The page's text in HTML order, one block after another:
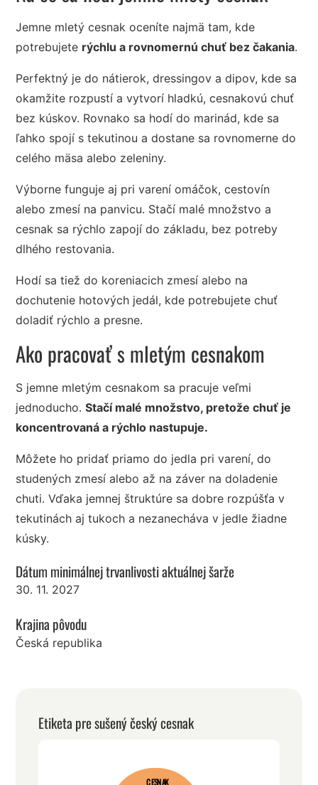
Jemne mletý cesnak oceníte najmä tam, kde
potrebujete rýchlu a rovnomernú chuť bez čakania.
Perfektný je do nátierok, dressingov a dipov, kde sa
okamžite rozpustí a vytvorí hladkú, cesnakovú chuť
bez kúskov. Rovnako sa hodí do marinád, kde sa
ľahko spojí s tekutinou a dostane sa rovnomerne do
celého mäsa alebo zeleniny.
Výborne funguje aj pri varení omáčok, cestovín
alebo zmesí na panvicu. Stačí malé množstvo a
cesnak sa rýchlo zapojí do základu, bez potreby
dlhého restovania.
Hodí sa tiež do koreniacich zmesí alebo na
dochutenie hotových jedál, kde potrebujete chuť
doladiť rýchlo a presne.
Ako pracovať s mletým cesnakom
S jemne mletým cesnakom sa pracuje veľmi
jednoducho.Stačí malé množstvo, pretože chuť je
koncentrovaná a rýchlo nastupuje.
Môžete ho pridať priamo do jedla pri varení, do
studených zmesí alebo až na záver na doladenie
chuti. Vďaka jemnej štruktúre sa dobre rozpúšťa v
tekutinách aj tukoch a nezanecháva v jedle žiadne
kúsky.
Dátum minimálnej trvanlivosti aktuálnej šarže
30. 11. 2027
Krajina pôvodu
Česká republika
Etiketa pre sušený český cesnak
CESNAK